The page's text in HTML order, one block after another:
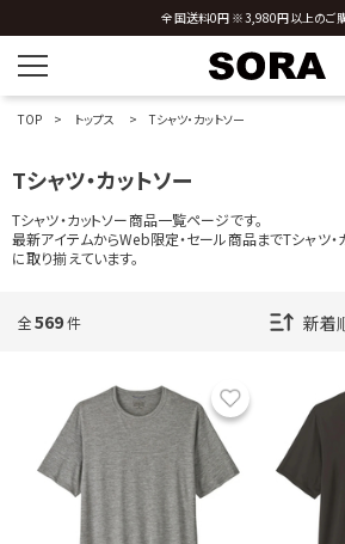
全国送料0円 ※3,980円以上のご
TOP トップス Tシャツ・カットソー
Tシャツ・カットソー
Tシャツ・カットソー商品一覧ページです。
最新アイテムからWeb限定・セール商品までTシャツ・
に取り揃えています。
全569件
お気に入り